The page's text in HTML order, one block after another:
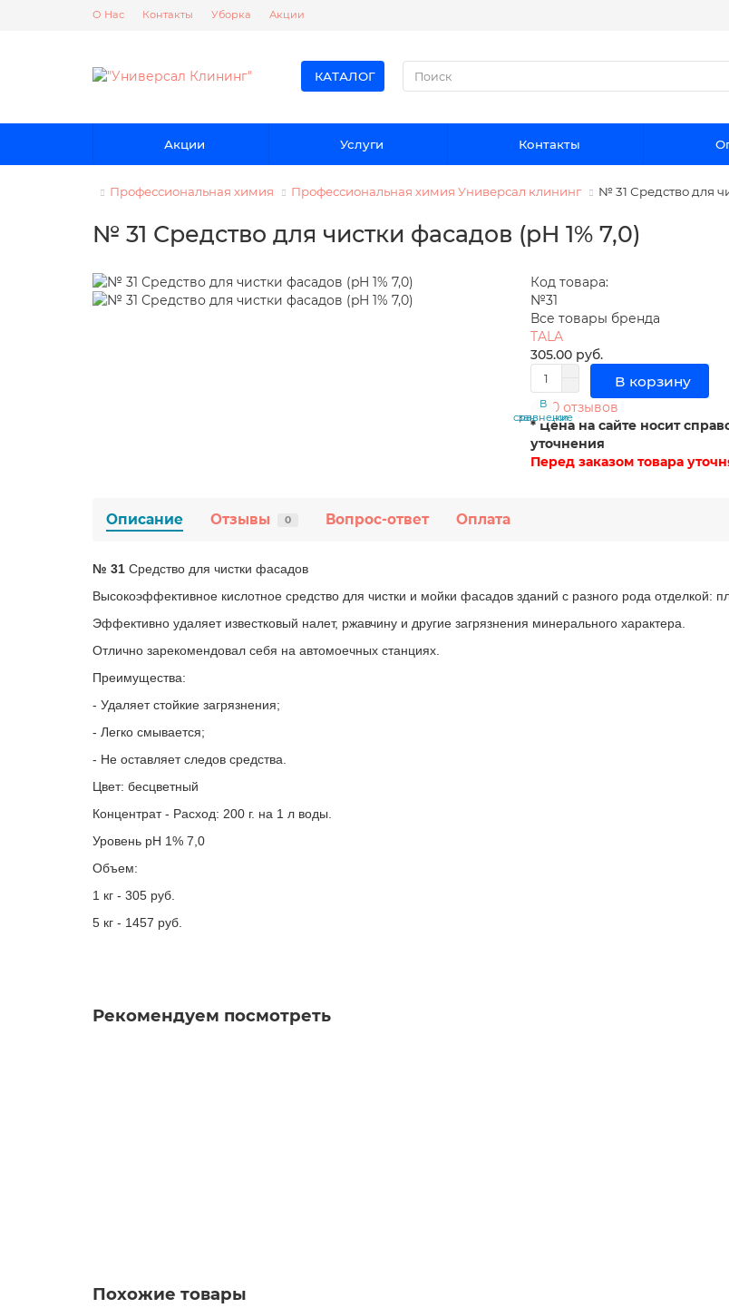
О Нас Контакты Уборка Акции
КАТАЛОГ
Акции Услуги Контакты
Профессиональная химия Профессиональная химия Универсал клининг № 31 Средство для
№ 31 Средство для чистки фасадов (pH 1% 7,0)
Код товара:
№31
Все товары бренда
TALA
305.00 руб.
В корзину
В
закладки
В
сравнение
0 отзывов
* Цена на сайте носит
уточнения
Перед заказом товара
Описание Отзывы 0 Вопрос-ответ Оплата
№ 31 Средство для чистки фасадов
Высокоэффективное кислотное средство для чистки и мойки фасадов зданий с разного рода отделкой:
Эффективно удаляет известковый налет, ржавчину и другие загрязнения минерального характера.
Отлично зарекомендовал себя на автомоечных станциях.
Преимущества:
- Удаляет стойкие загрязнения;
- Легко смывается;
- Не оставляет следов средства.
Цвет: бесцветный
Концентрат - Расход: 200 г. на 1 л воды.
Уровень pH 1% 7,0
Объем:
1 кг - 305 руб.
5 кг - 1457 руб.
Рекомендуем посмотреть
Похожие товары